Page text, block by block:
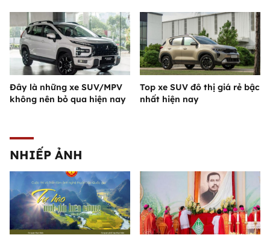
Đây là những xe SUV/MPV
không nên bỏ qua hiện nay
Top xe SUV đô thị giá rẻ bậc
nhất hiện nay
NHIẾP ẢNH